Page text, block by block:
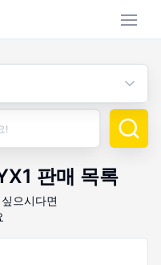
판매 목록
으시다면